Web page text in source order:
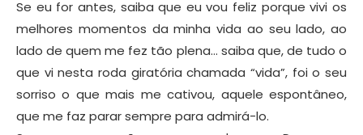
Se eu for antes, saiba que eu vou feliz porque vivi os
melhores momentos da minha vida ao seu lado, ao
lado de quem me fez tão plena… saiba que, de tudo o
que vi nesta roda giratória chamada “vida”, foi o seu
sorriso o que mais me cativou, aquele espontâneo,
que me faz parar sempre para admirá-lo.